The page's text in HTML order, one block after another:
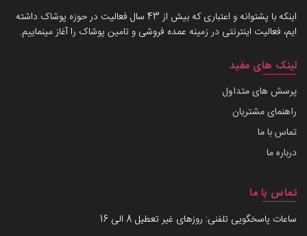
اینکه با پشتوانه و اعتباری که بیش از 43 سال فعالیت در حوزه پوشاک داشته
ایم، فعالیت اینترنتی در زمینه عمده فروشی و تامین پوشاک را آغاز مینماییم.
لینک های مفید
پرسش های متداول
راهنمای مشتریان
تماس با ما
درباره ما
تماس با ما
ساعات پاسخگویی تلفنی: روزهای غیر تعطیل 8 الی 16